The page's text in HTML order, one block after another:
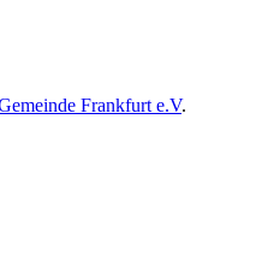
Frankfurt e.V.